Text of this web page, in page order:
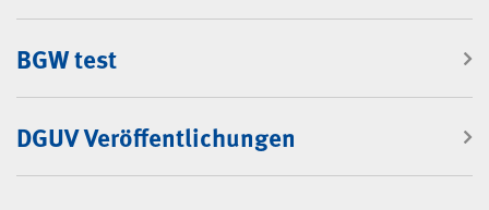
BGW test
DGUV Veröffentlichungen